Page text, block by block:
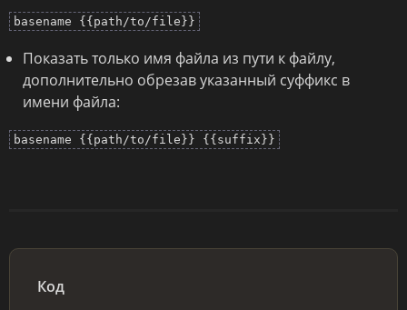
basename {{path/to/file}}
Показать только имя файла из пути к файлу,
дополнительно обрезав указанный суффикс в
имени файла:
basename {{path/to/file}} {{suffix}}
Код